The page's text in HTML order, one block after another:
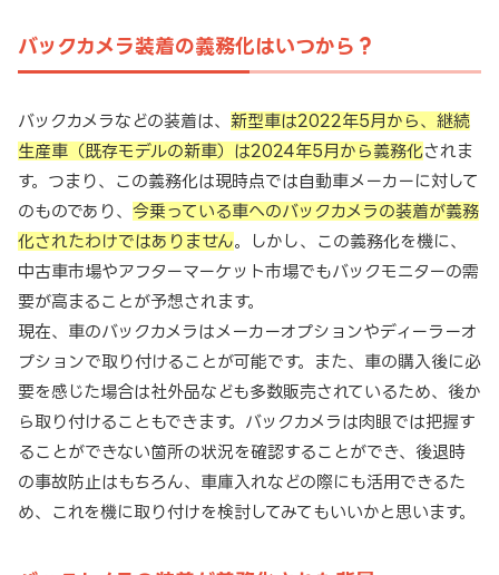
バックカメラ装着の義務化はいつから？
バックカメラなどの装着は、 新型車は2022年5月から、継続
生産車（既存モデルの新車）は2024年5月から義務化されま
す。つまり、この義務化は現時点では自動車メーカーに対して
のものであり、 今乗っている車へのバックカメラの装着が義務
化されたわけではありません。しかし、この義務化を機に、
中古車市場やアフターマーケット市場でもバックモニターの需
要が高まることが予想されます。
現在、車のバックカメラはメーカーオプションやディーラーオ
プションで取り付けることが可能です。また、車の購入後に必
要を感じた場合は社外品なども多数販売されているため、後か
ら取り付けることもできます。バックカメラは肉眼では把握す
ることができない箇所の状況を確認することができ、後退時
の事故防止はもちろん、車庫入れなどの際にも活用できるた
め、これを機に取り付けを検討してみてもいいかと思います。